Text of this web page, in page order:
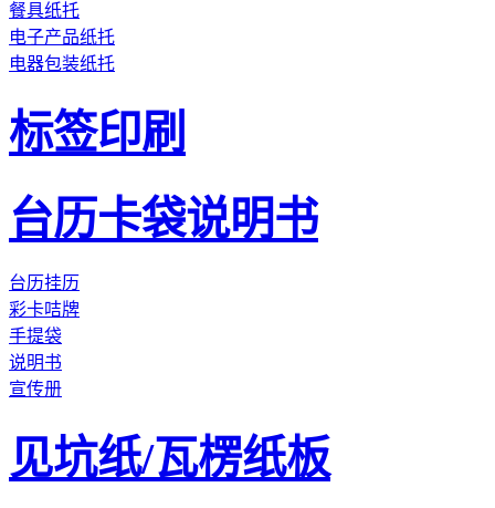
餐具纸托
电子产品纸托
电器包装纸托
标签印刷
台历卡袋说明书
台历挂历
彩卡咭牌
手提袋
说明书
宣传册
见坑纸/瓦楞纸板